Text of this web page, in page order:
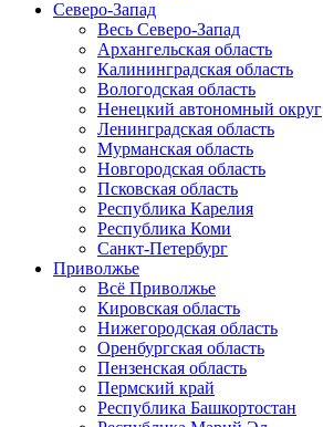
Северо-Запад
Весь Северо-Запад
Архангельская область
Калининградская область
Вологодская область
Ненецкий автономный округ
Ленинградская область
Мурманская область
Новгородская область
Псковская область
Республика Карелия
Республика Коми
Санкт-Петербург
Приволжье
Всё Приволжье
Кировская область
Нижегородская область
Оренбургская область
Пензенская область
Пермский край
Республика Башкортостан